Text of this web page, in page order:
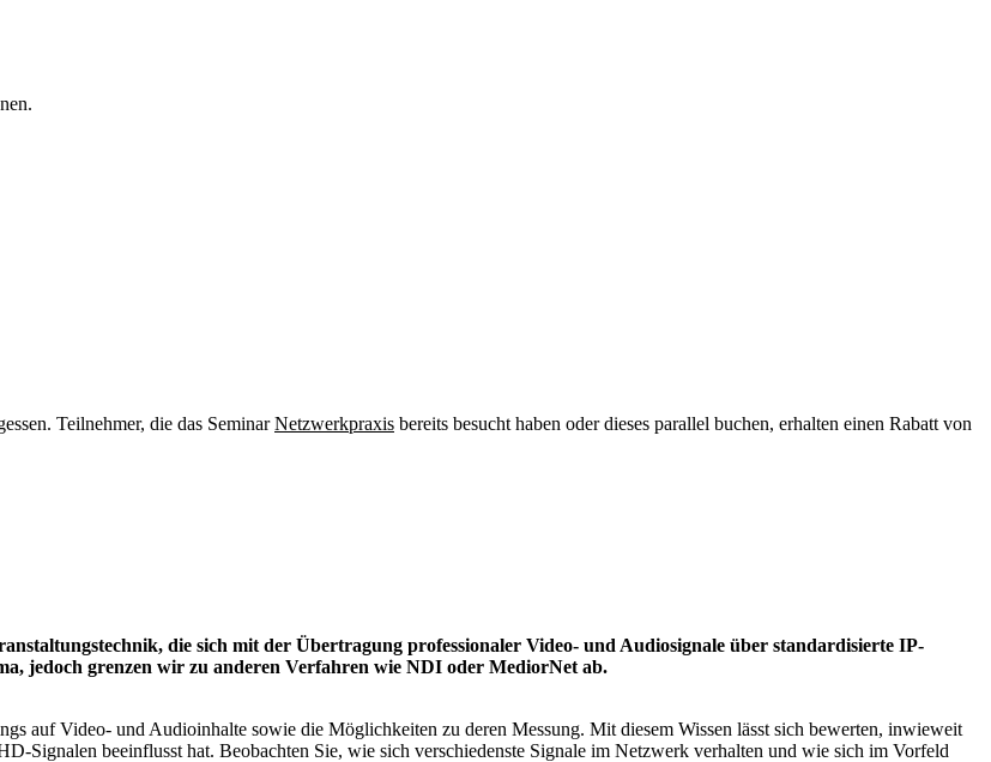
Teilnehmer, die das SeminarNetzwerkpraxis bereits besucht haben oder dieses parallel buchen, erhalten einen Rabatt von
die sich mit der Übertragung professionaler Video- und Audiosignale über standardisierte IP-
jedoch grenzen wir zu anderen Verfahren wie NDI oder MediorNet ab.
auf Video- und Audioinhalte sowie die Möglichkeiten zu deren Messung. Mit diesem Wissen lässt sich bewerten, inwieweit
Signalen beeinflusst hat. Beobachten Sie, wie sich verschiedenste Signale im Netzwerk verhalten und wie sich im Vorfeld